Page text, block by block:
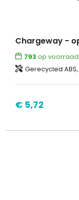
793 op voorraad
Gerecycled
€ 5,72